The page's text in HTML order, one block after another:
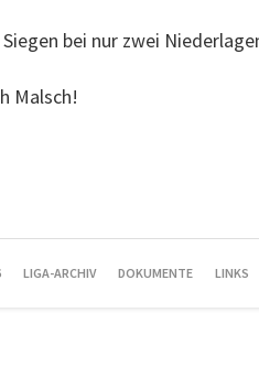
bei nur zwei
Malsch!
LIGA-ARCHIV DOKUMENTE LINKS